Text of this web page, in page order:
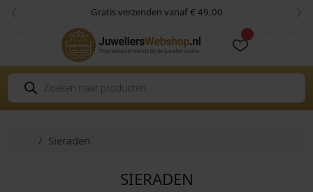
Skip to content
Skip to footer Gratis verzenden vanaf € 49,00
Vorige
P
o
d
HomeSieraden
SIERADEN